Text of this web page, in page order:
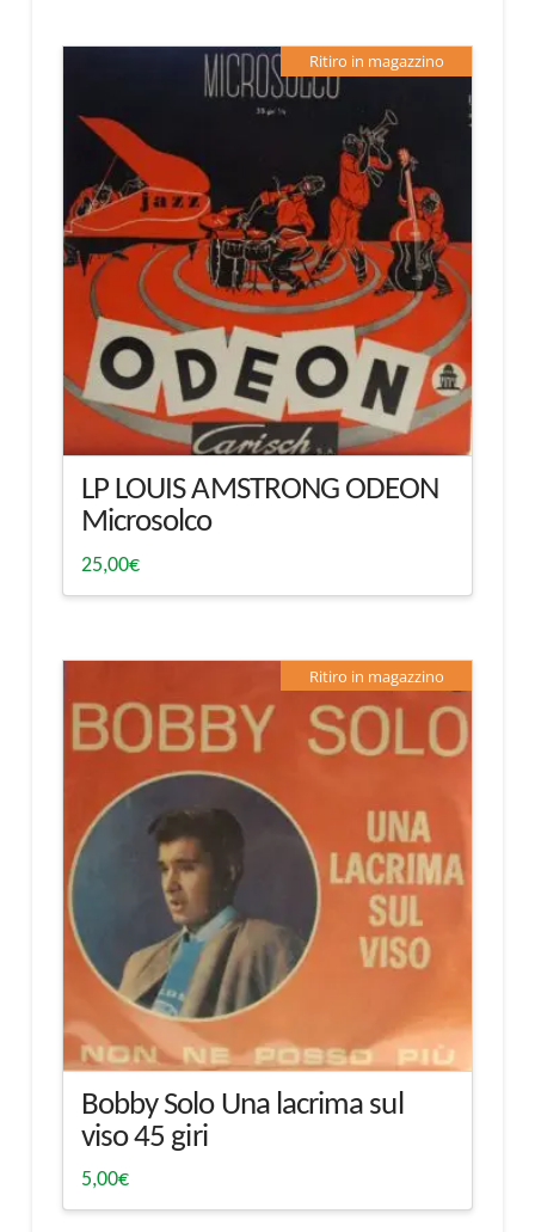
Ritiro in magazzino
LP LOUIS AMSTRONG ODEON
Microsolco
25,00€
Ritiro in magazzino
Bobby Solo Una lacrima sul
viso 45 giri
5,00€